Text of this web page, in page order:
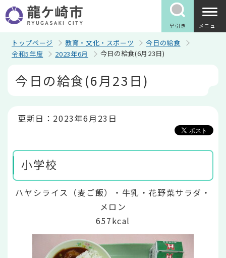
の
ペ
早引き メニュー
トップページ 教育・文化・スポーツ
今日の給食
令和5年度
2023年6月 今日の給食(6月23日)
今日の給食(6月23日)
更新日：2023年6月23日
小学校
ハヤシライス（麦ご飯）・牛乳・花野菜サラダ・
メロン
657kcal